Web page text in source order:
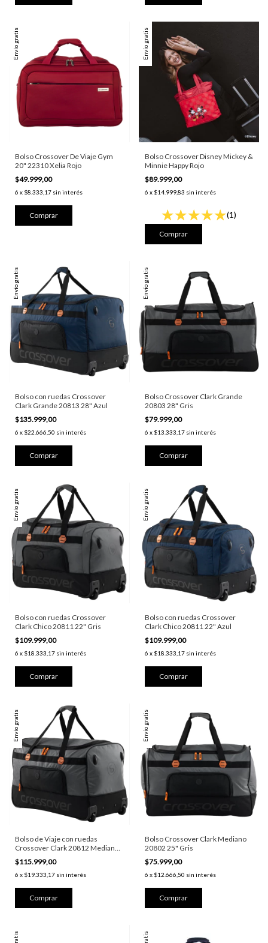
Envío gratis
Bolso Crossover De Viaje Gym
20" 22310 Xelia Rojo
$49.999,00
6 x $8.333,17 sin interés
Envío gratis
Bolso Crossover Disney Mickey &
Minnie Happy Rojo
$89.999,00
6 x $14.999,83 sin interés
(1)
Envío gratis
Bolso con ruedas Crossover
Clark Grande 20813 28" Azul
$135.999,00
6 x $22.666,50 sin interés
Envío gratis
Bolso Crossover Clark Grande
20803 28" Gris
$79.999,00
6 x $13.333,17 sin interés
Envío gratis
Bolso con ruedas Crossover
Clark Chico 20811 22" Gris
$109.999,00
6 x $18.333,17 sin interés
Envío gratis
Bolso con ruedas Crossover
Clark Chico 20811 22" Azul
$109.999,00
6 x $18.333,17 sin interés
Envío gratis
Bolso de Viaje con ruedas
Crossover Clark 20812 Mediano
20812 Gris 26"
$115.999,00
6 x $19.333,17 sin interés
Envío gratis
Bolso Crossover Clark Mediano
20802 25" Gris
$75.999,00
6 x $12.666,50 sin interés